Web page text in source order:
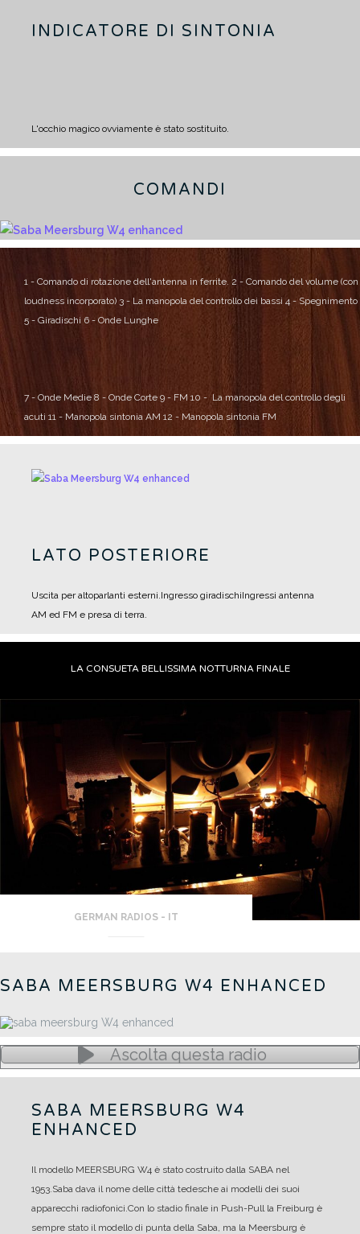
INDICATORE DI SINTONIA
L'occhio magico ovviamente è stato sostituito.
COMANDI
1 - Comando di rotazione dell'antenna in ferrite. 2 - Comando del volume (con
loudness incorporato) 3 - La manopola del controllo dei bassi 4 - Spegnimento
5 - Giradischi 6 - Onde Lunghe
7 - Onde Medie 8 - Onde Corte 9 - FM 10 - La manopola del controllo degli
acuti 11 - Manopola sintonia AM 12 - Manopola sintonia FM
LATO POSTERIORE
Uscita per altoparlanti esterni.Ingresso giradischiIngressi antenna
AM ed FM e presa di terra.
LA CONSUETA BELLISSIMA NOTTURNA FINALE
GERMAN RADIOS - IT
SABA MEERSBURG W4 ENHANCED
Ascolta questa radio
SABA MEERSBURG W4
ENHANCED
Il modello MEERSBURG W4 è stato costruito dalla SABA nel
1953.Saba dava il nome delle città tedesche ai modelli dei suoi
apparecchi radiofonici.Con lo stadio finale in Push-Pull la Freiburg è
sempre stato il modello di punta della Saba, ma la Meersburg è